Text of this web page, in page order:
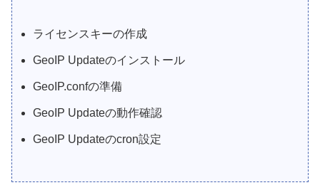
ライセンスキーの作成
GeoIP Updateのインストール
GeoIP.confの準備
GeoIP Updateの動作確認
GeoIP Updateのcron設定